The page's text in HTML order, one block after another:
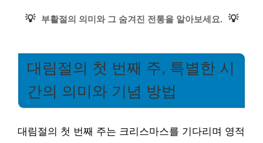
💡 부활절의 의미와 그 숨겨진 전통을 알아보세요. 💡
대림절의 첫 번째 주, 특별한 시
간의 의미와 기념 방법
대림절의 첫 번째 주는 크리스마스를 기다리며 영적